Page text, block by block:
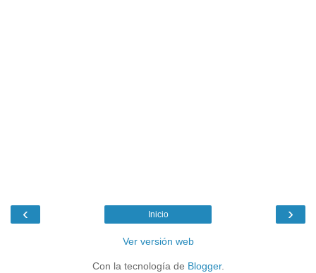
‹ ›
Inicio
Ver versión web
Con la tecnología de Blogger.